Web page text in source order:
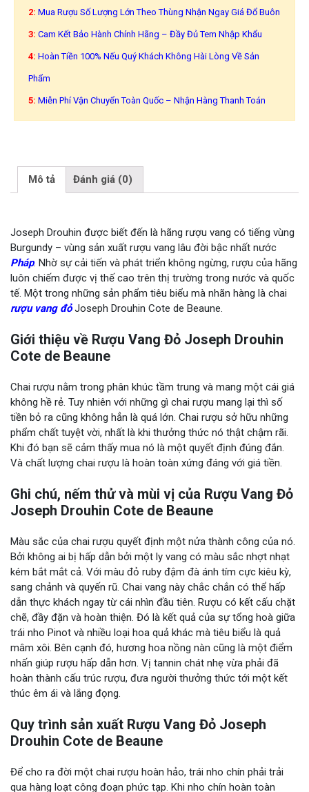
2: Mua Rượu Số Lượng Lớn Theo Thùng Nhận Ngay Giá Đổ Buôn
3: Cam Kết Bảo Hành Chính Hãng – Đầy Đủ Tem Nhập Khẩu
4: Hoàn Tiền 100% Nếu Quý Khách Không Hài Lòng Về Sản
Phẩm
5: Miễn Phí Vận Chuyển Toàn Quốc – Nhận Hàng Thanh Toán
Mô tả Đánh giá (0)
Joseph Drouhin được biết đến là hãng rượu vang có tiếng vùng
Burgundy – vùng sản xuất rượu vang lâu đời bậc nhất nước
Pháp. Nhờ sự cải tiến và phát triển không ngừng, rượu của hãng
luôn chiếm được vị thế cao trên thị trường trong nước và quốc
tế. Một trong những sản phẩm tiêu biểu mà nhãn hàng là chai
rượu vang đỏJoseph Drouhin Cote de Beaune.
Giới thiệu về Rượu Vang Đỏ Joseph Drouhin
Cote de Beaune
Chai rượu nằm trong phân khúc tầm trung và mang một cái giá
không hề rẻ. Tuy nhiên với những gì chai rượu mang lại thì số
tiền bỏ ra cũng không hẳn là quá lớn. Chai rượu sở hữu những
phẩm chất tuyệt vời, nhất là khi thưởng thức nó thật chậm rãi.
Khi đó bạn sẽ cảm thấy mua nó là một quyết định đúng đắn.
Và chất lượng chai rượu là hoàn toàn xứng đáng với giá tiền.
Ghi chú, nếm thử và mùi vị của Rượu Vang Đỏ
Joseph Drouhin Cote de Beaune
Màu sắc của chai rượu quyết định một nửa thành công của nó.
Bởi không ai bị hấp dẫn bởi một ly vang có màu sắc nhợt nhạt
kém bắt mắt cả. Với màu đỏ ruby đậm đà ánh tím cực kiêu kỳ,
sang chảnh và quyến rũ. Chai vang này chắc chắn có thể hấp
dẫn thực khách ngay từ cái nhìn đầu tiên. Rượu có kết cấu chặt
chẽ, đầy đặn và hoàn thiện. Đó là kết quả của sự tổng hoà giữa
trái nho Pinot và nhiều loại hoa quả khác mà tiêu biểu là quả
mâm xôi. Bên cạnh đó, hương hoa nồng nàn cũng là một điểm
nhấn giúp rượu hấp dẫn hơn. Vị tannin chát nhẹ vừa phải đã
hoàn thành cấu trúc rượu, đưa người thưởng thức tới một kết
thúc êm ái và lắng đọng.
Quy trình sản xuất Rượu Vang Đỏ Joseph
Drouhin Cote de Beaune
Để cho ra đời một chai rượu hoàn hảo, trái nho chín phải trải
qua hàng loạt công đoạn phức tạp. Khi nho chín hoàn toàn